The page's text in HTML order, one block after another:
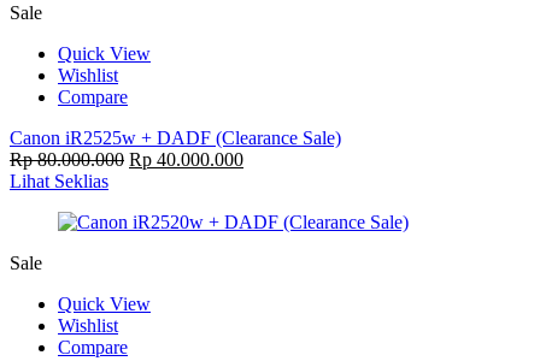
Sale
Quick View
Wishlist
Compare
Canon iR2525w + DADF (Clearance Sale)
Rp80.000.000 Rp 40.000.000
Lihat Seklias
Sale
Quick View
Wishlist
Compare